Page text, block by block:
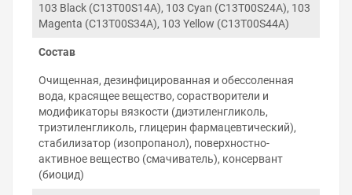
поглощают ультрафиолет и фотографии
получаются стойкими к выгоранию на
Полная совместимость с принтером
натяжение чернил соответствует
характеристикам оригинальных чернил Epson.
Правила хранения и использования
чернил
Соблюдение правил использования чернил Epson
EcoTank L3286 гарантирует беспроблемную работу
103 Black (C13T00S14A), 103 Cyan (C13T00S24A), 103
Magenta (C13T00S34A), 103 Yellow (C13T00S44A)
Состав
Очищенная, дезинфицированная и обессоленная
вода, красящее вещество, сорастворители и
модификаторы вязкости (диэтиленгликоль,
триэтиленгликоль, глицерин фармацевтический),
стабилизатор (изопропанол), поверхностно-
активное вещество (смачиватель), консервант
(биоцид)